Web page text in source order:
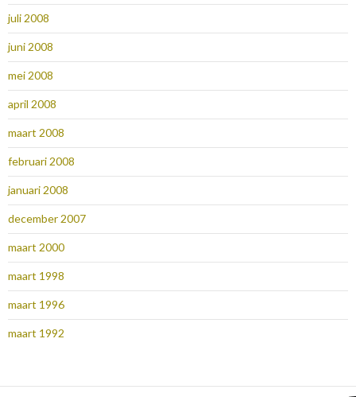
juli 2008
juni 2008
mei 2008
april 2008
maart 2008
februari 2008
januari 2008
december 2007
maart 2000
maart 1998
maart 1996
maart 1992